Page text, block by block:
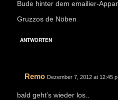
Bude hinter dem emailier-
Gruzzos de Nöben
ANTWORTEN
Remo Dezember 7, 2012 at 12:45
bald geht’s wieder los..